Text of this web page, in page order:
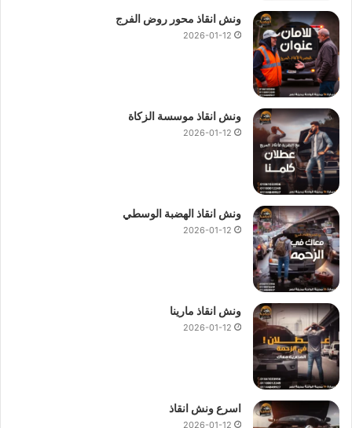
ونش انقاذ محور روض الفرج
2026-01-12
ونش انقاذ موسسة الزكاة
2026-01-12
ونش انقاذ الهضبة الوسطي
2026-01-12
ونش انقاذ مارينا
2026-01-12
اسرع ونش انقاذ
2026-01-12